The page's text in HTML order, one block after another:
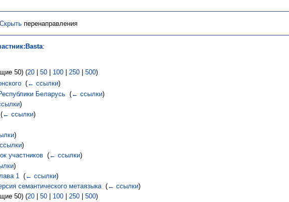
Скрыть перенаправления
:
50) (20| 50| 100| 250| 500)
‎ (← ссылки)
Беларусь‎ (← ссылки)
)
(← ссылки)
)
)
участников‎ (← ссылки)
)
1‎ (← ссылки)
семантического метаязыка‎ (← ссылки)
50) (20| 50| 100| 250| 500)